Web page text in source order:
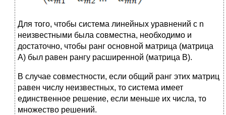
Для того, чтобы система линейных уравнений с n
неизвестными была совместна, необходимо и
достаточно, чтобы ранг основной матрица (матрица
А) был равен рангу расширенной (матрица В).
В случае совместности, если общий ранг этих матриц
равен числу неизвестных, то система имеет
единственное решение, если меньше их числа, то
множество решений.